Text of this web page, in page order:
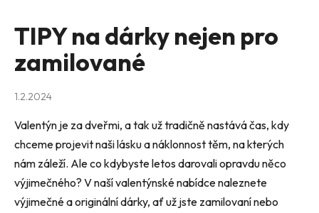
TIPY na dárky nejen pro
zamilované
1.2.2024
Valentýn je za dveřmi, a tak už tradičně nastává čas, kdy
chceme projevit naši lásku a náklonnost těm, na kterých
nám záleží. Ale co kdybyste letos darovali opravdu něco
výjimečného? V naší valentýnské nabídce naleznete
výjimečné a originální dárky, ať už jste zamilovaní nebo